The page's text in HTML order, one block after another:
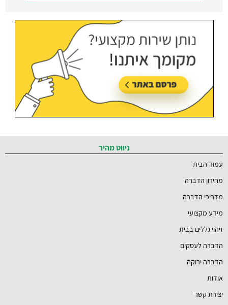
ברמת השרון והסביבה
עודכן בתאריך:21/07/2026, בשעה 12:58
ניווט מהיר
עמוד הבית
מחירון הדברה
מדריכי הדברה
מידע מקצועי
זיהוי גללים בבית
הדברה לעסקים
הדברה ירוקה
אודות
יצירת קשר